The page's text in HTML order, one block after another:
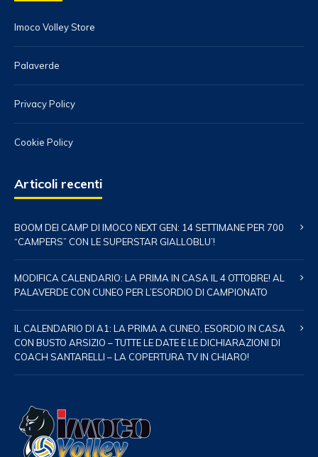
Imoco Volley Store
Palaverde
Privacy Policy
Cookie Policy
Articoli recenti
BOOM DEI CAMP DI IMOCO NEXT GEN: 14 SETTIMANE PER 700
“CAMPERS” CON LE SUPERSTAR GIALLOBLU’!
MODIFICA CALENDARIO: LA PRIMA IN CASA IL 4 OTTOBRE! AL
PALAVERDE CON CUNEO PER L’ESORDIO DI CAMPIONATO
IL CALENDARIO DI A1: LA PRIMA A CUNEO, ESORDIO IN CASA
CON BUSTO ARSIZIO – TUTTE LE DATE E LE DICHIARAZIONI DI
COACH SANTARELLI – LA COPERTURA TV IN CHIARO!